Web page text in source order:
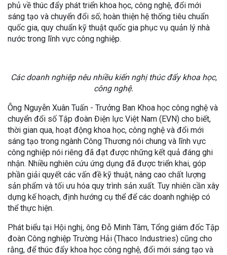
phủ về thúc đẩy phát triển khoa học, công nghệ, đổi mới
sáng tạo và chuyển đổi số; hoàn thiện hệ thống tiêu chuẩn
quốc gia, quy chuẩn kỹ thuật quốc gia phục vụ quản lý nhà
nước trong lĩnh vực công nghiệp.
Các doanh nghiệp nêu nhiều kiến nghị thúc đẩy khoa học,
công nghệ.
Ông Nguyễn Xuân Tuấn - Trưởng Ban Khoa học công nghệ và
chuyển đổi số Tập đoàn Điện lực Việt Nam (EVN) cho biết,
thời gian qua, hoạt động khoa học, công nghệ và đổi mới
sáng tạo trong ngành Công Thương nói chung và lĩnh vực
công nghiệp nói riêng đã đạt được những kết quả đáng ghi
nhận. Nhiều nghiên cứu ứng dụng đã được triển khai, góp
phần giải quyết các vấn đề kỹ thuật, nâng cao chất lượng
sản phẩm và tối ưu hóa quy trình sản xuất. Tuy nhiên cần xây
dựng kế hoạch, định hướng cụ thể để các doanh nghiệp có
thể thực hiện.
Phát biểu tại Hội nghị, ông Đỗ Minh Tâm, Tổng giám đốc Tập
đoàn Công nghiệp Trường Hải (Thaco Industries) cũng cho
rằng, để thúc đẩy khoa học công nghệ, đổi mới sáng tạo và